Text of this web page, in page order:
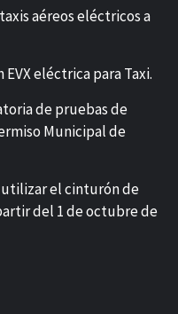
aéreos eléctricos a
eléctrica para Taxi.
de pruebas de
Municipal de
utilizar el cinturón de
del 1 de octubre de